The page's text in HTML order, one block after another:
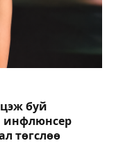
буй
инфлюнсер
төгслөө